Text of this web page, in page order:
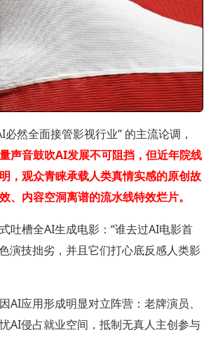
必然全面接管影视行业” 的主流论调，
声音鼓吹AI发展不可阻挡，但近年院线
，观众青睐承载人类真情实感的原创故
、内容空洞离谱的流水线特效烂片。
吐槽全AI生成电影：“谁去过AI电影首
演技拙劣，并且它们打心底反感人类影
AI应用形成明显对立阵营：老牌演员、
AI侵占就业空间，抵制无真人主创参与